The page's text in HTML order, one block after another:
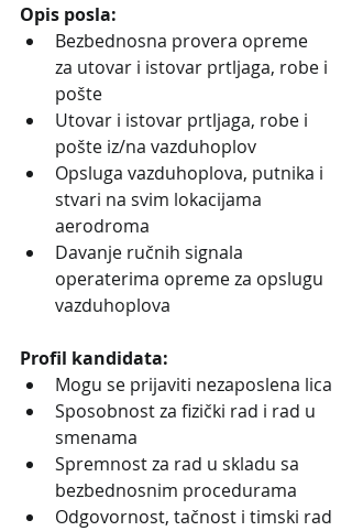
Opis posla:
Bezbednosna provera opreme
za utovar i istovar prtljaga, robe i
pošte
Utovar i istovar prtljaga, robe i
pošte iz/na vazduhoplov
Opsluga vazduhoplova, putnika i
stvari na svim lokacijama
aerodroma
Davanje ručnih signala
operaterima opreme za opslugu
vazduhoplova
Profil kandidata:
Mogu se prijaviti nezaposlena lica
Sposobnost za fizički rad i rad u
smenama
Spremnost za rad u skladu sa
bezbednosnim procedurama
Odgovornost, tačnost i timski rad